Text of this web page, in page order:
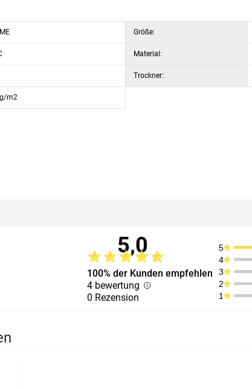
m2
Größe:
Material:
Trockner:
5,0
100% der Kunden empfehlen
4 bewertung
0 Rezension
5
4
3
2
1